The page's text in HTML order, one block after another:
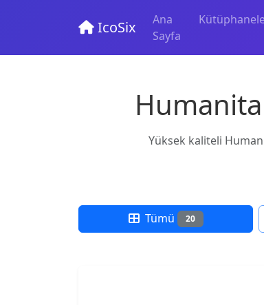
IcoSix
Ana
Sayfa
Yüksek kaliteli
Tümü 20